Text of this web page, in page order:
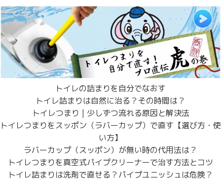
トイレの詰まりを自分でなおす
トイレ詰まりは自然に治る？その時間は？
トイレつまり | 少しずつ流れる原因と解決法
トイレつまりをスッポン（ラバーカップ）で直す【選び方・使
い方】
ラバーカップ（スッポン）が無い時の代用法は？
トイレつまりを真空式パイプクリーナーで治す方法とコツ
トイレ詰まりは洗剤で直せる？パイプユニッシュは危険？